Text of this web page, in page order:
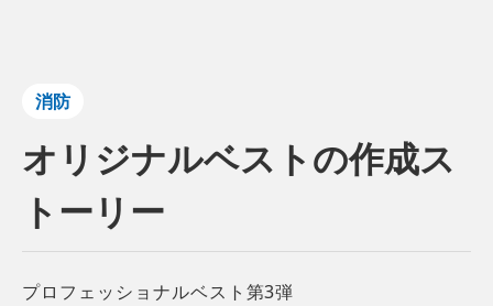
消防
オリジナルベストの作成ス
トーリー
プロフェッショナルベスト第3弾